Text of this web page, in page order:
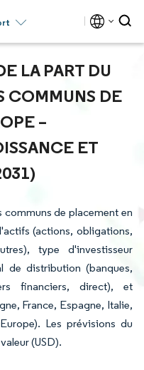
LA PART DU
COMMUNS DE
–
ET
de placement en
(actions, obligations,
type d'investisseur
de distribution (banques,
financiers, direct), et
France, Espagne, Italie,
Les prévisions du
(USD).